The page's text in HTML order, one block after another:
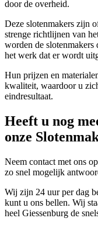
door de overheid.
Deze slotenmakers zijn
strenge richtlijnen van
worden de
het werk dat er wordt
Hun prijzen en
kwaliteit, waardoor u
eindresultaat.
Heeft u nog
onze
Neem contact met ons
zo snel mogelijk
Wij zijn 24 uur per dag
kunt u ons bellen. Wij
heel Giessenburg de